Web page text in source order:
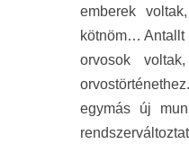
emberek
kötnöm… Antallt
orvosok
egymás új